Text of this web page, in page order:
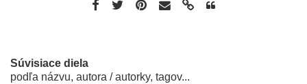
Súvisiace diela
podľa názvu, autora / autorky, tagov...